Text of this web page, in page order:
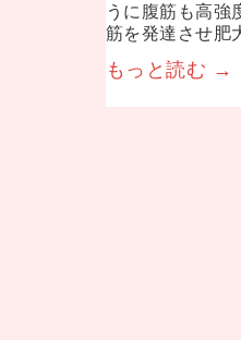
うに腹筋も高強
筋を発達させ肥
もっと読む →